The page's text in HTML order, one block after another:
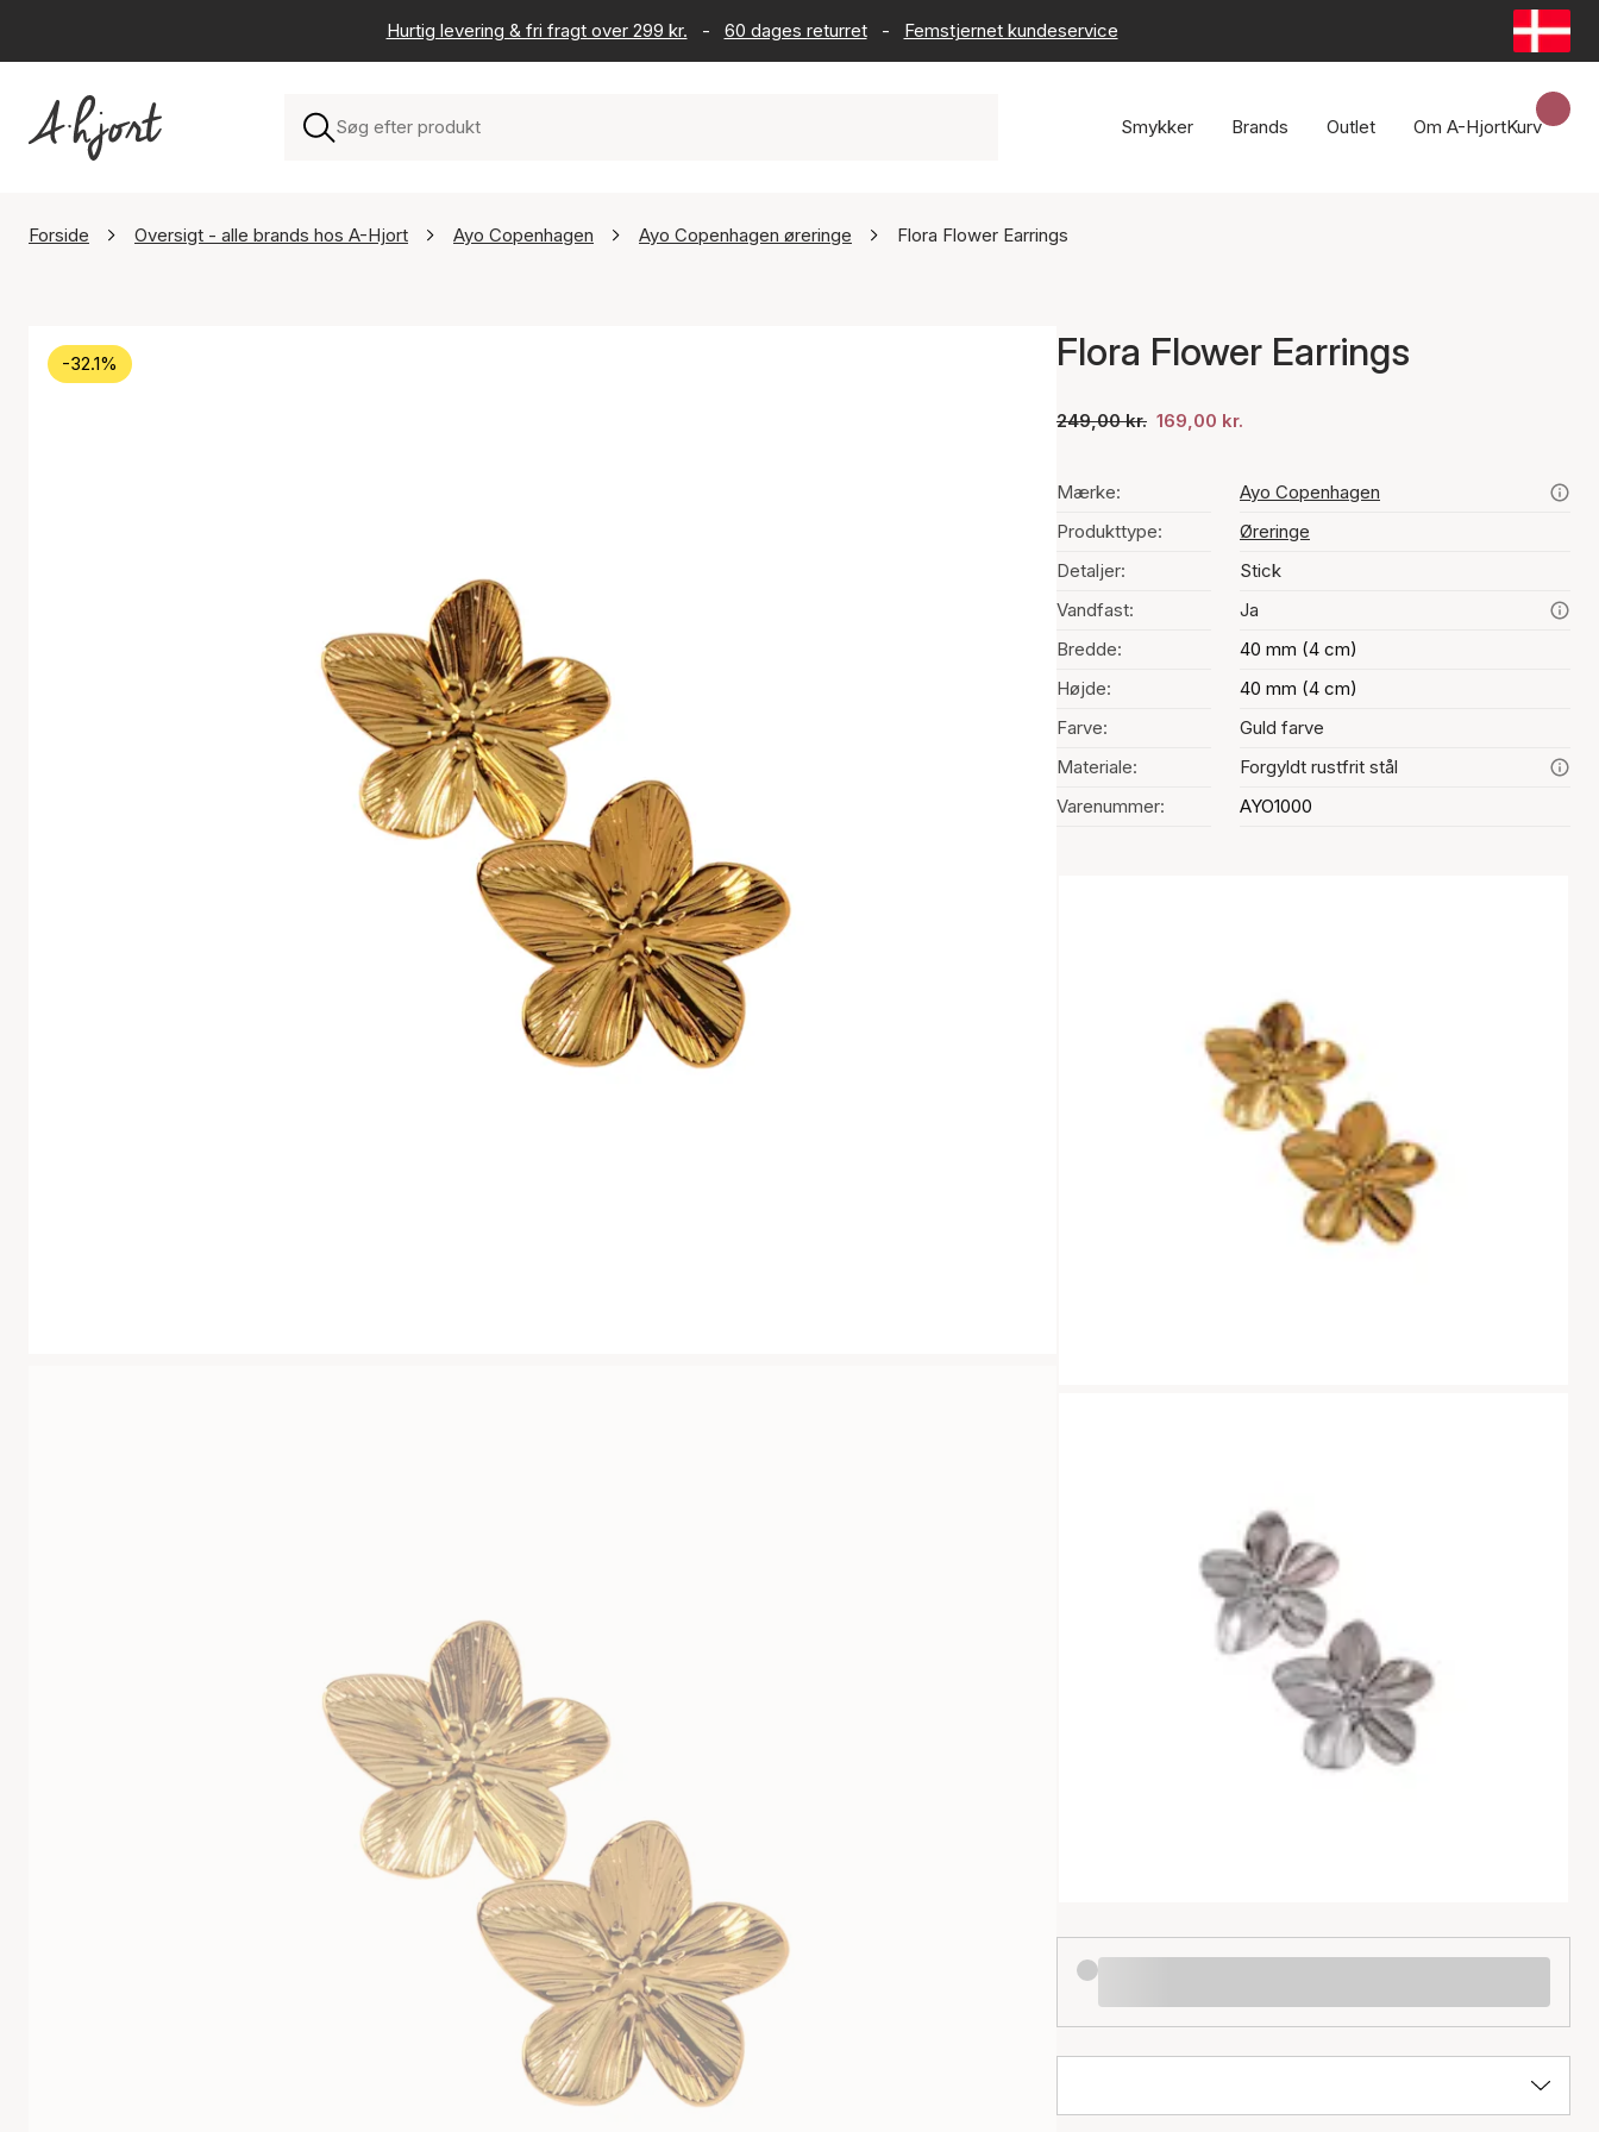
Hurtig levering & fri fragt over 299 kr. - 60 dages returret - Femstjernet kundeservice
Smykker Brands Outlet Om A-HjortKurv
Forside Oversigt - alle brands hos A-Hjort Ayo Copenhagen Ayo Copenhagen øreringe Flora Flower Earrings
-32.1% Flora Flower Earrings
249,00 kr. 169,00 kr.
Mærke:
Ayo Copenhagen
Produkttype:
Øreringe
Detaljer:
Stick
Vandfast:
Ja
Bredde:
40 mm (4 cm)
Højde:
40 mm (4 cm)
Farve:
Guld farve
Materiale:
Forgyldt rustfrit stål
Varenummer:
AYO1000